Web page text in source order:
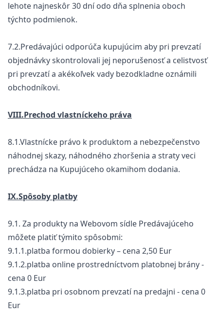
lehote najneskôr 30 dní odo dňa splnenia oboch
týchto podmienok.
7.2.Predávajúci odporúča kupujúcim aby pri prevzatí
objednávky skontrolovali jej neporušenosť a celistvosť
pri prevzatí a akékoľvek vady bezodkladne oznámili
obchodníkovi.
VIII.Prechod vlastníckeho práva
8.1.Vlastnícke právo k produktom a nebezpečenstvo
náhodnej skazy, náhodného zhoršenia a straty veci
prechádza na Kupujúceho okamihom dodania.
IX.Spôsoby platby
9.1. Za produkty na Webovom sídle Predávajúceho
môžete platiť týmito spôsobmi:
9.1.1.platba formou dobierky – cena 2,50 Eur
9.1.2.platba online prostredníctvom platobnej brány -
cena 0 Eur
9.1.3.platba pri osobnom prevzatí na predajni - cena 0
Eur